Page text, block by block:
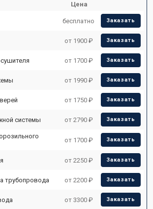
Цена
бесплатно Заказать
от 1900 ₽ Заказать
от 1700 ₽ Заказать
от 1990 ₽ Заказать
от 1750 ₽ Заказать
системы от 2790 ₽ Заказать
от 1700 ₽ Заказать
от 2250 ₽ Заказать
трубопровода от 2200 ₽ Заказать
от 3300 ₽ Заказать